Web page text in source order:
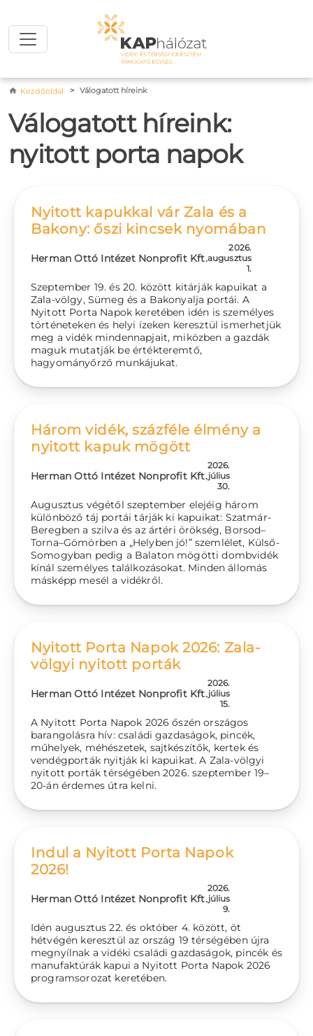
Morzsa
Kezdőoldal Válogatott híreink
Válogatott híreink:
nyitott porta napok
Nyitott kapukkal vár Zala és a
Bakony: őszi kincsek nyomában
Herman Ottó Intézet Nonprofit Kft.
2026.
augusztus
1.
Szeptember 19. és 20. között kitárják kapuikat a
Zala-völgy, Sümeg és a Bakonyalja portái. A
Nyitott Porta Napok keretében idén is személyes
történeteken és helyi ízeken keresztül ismerhetjük
meg a vidék mindennapjait, miközben a gazdák
maguk mutatják be értékteremtő,
hagyományőrző munkájukat.
Három vidék, százféle élmény a
nyitott kapuk mögött
Herman Ottó Intézet Nonprofit Kft.
2026.
július
30.
Augusztus végétől szeptember elejéig három
különböző táj portái tárják ki kapuikat: Szatmár-
Beregben a szilva és az ártéri örökség, Borsod–
Torna–Gömörben a „Helyben jó!” szemlélet, Külső-
Somogyban pedig a Balaton mögötti dombvidék
kínál személyes találkozásokat. Minden állomás
másképp mesél a vidékről.
Nyitott Porta Napok 2026: Zala-
völgyi nyitott porták
Herman Ottó Intézet Nonprofit Kft.
2026.
július
15.
A Nyitott Porta Napok 2026 őszén országos
barangolásra hív: családi gazdaságok, pincék,
műhelyek, méhészetek, sajtkészítők, kertek és
vendégporták nyitják ki kapuikat. A Zala-völgyi
nyitott porták térségében 2026. szeptember 19–
20-án érdemes útra kelni.
Indul a Nyitott Porta Napok
2026!
Herman Ottó Intézet Nonprofit Kft.
2026.
július
9.
Idén augusztus 22. és október 4. között, öt
hétvégén keresztül az ország 19 térségében újra
megnyílnak a vidéki családi gazdaságok, pincék és
manufaktúrák kapui a Nyitott Porta Napok 2026
programsorozat keretében.